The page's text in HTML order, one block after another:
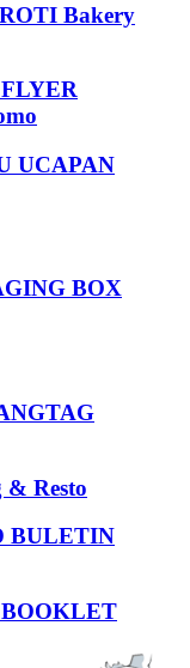
Bakery
UCAPAN
BOX
Resto
BULETIN